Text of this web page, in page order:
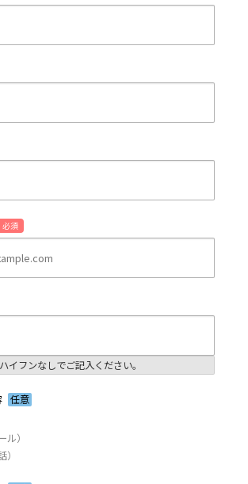
必須
ハイフンなしでご記入ください。
任意
）